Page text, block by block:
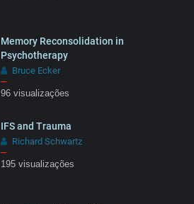
Memory Reconsolidation in
Psychotherapy
Bruce Ecker
–
96 visualizações
IFS and Trauma
Richard Schwartz
–
195 visualizações